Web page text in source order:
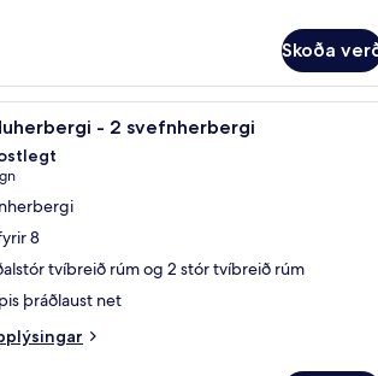
Skoða
Fjölskylduherbergi - 2
- 2 svefnherbergi
8
tvíbreið rúm og 2 stór tvíbreið rúm
þráðlaust net